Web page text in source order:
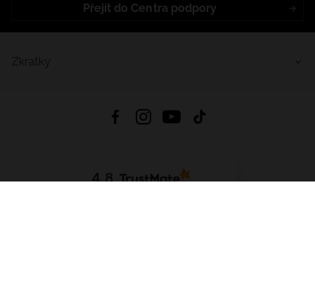
Přejít do Centra podpory
4.8